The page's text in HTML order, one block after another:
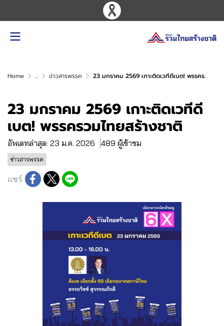
Home ... ข่าวสารพรรค 23 มกราคม 2569 เกาะติดเวทีดีเบต! พรรครวมไทยสร้างชาติ
23 มกราคม 2569 เกาะติดเวทีดี
เบต! พรรครวมไทยสร้างชาติ
อัพเดทล่าสุด: 23 ม.ค. 2026 489 ผู้เข้าชม
ข่าวสารพรรค
แชร์